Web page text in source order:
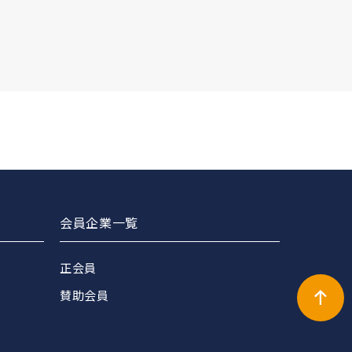
会員企業一覧
正会員
賛助会員